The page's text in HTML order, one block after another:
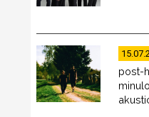
post-